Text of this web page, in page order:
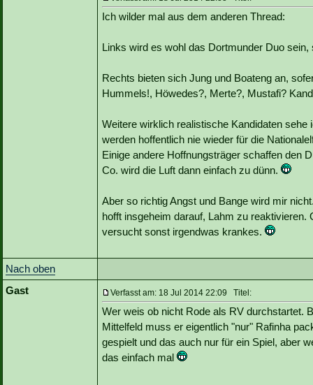
Ich wilder mal aus dem anderen Thread:
Links wird es wohl das Dortmunder Duo
Rechts bieten sich Jung und Boateng an,
Hummels!, Höwedes?, Merte?, Mustafi?
Weitere wirklich realistische Kandidaten
werden hoffentlich nie wieder für die
Einige andere Hoffnungsträger schaffen den
Co. wird die Luft dann einfach zu dünn.
Aber so richtig Angst und Bange wird mir
hofft insgeheim darauf, Lahm zu
versucht sonst irgendwas krankes.
Nach oben
Gast
Verfasst am: 18 Jul 2014 22:09 Titel:
Wer weis ob nicht Rode als RV durchstartet.
Mittelfeld muss er eigentlich "nur" Rafinha
gespielt und das auch nur für ein Spiel, aber
das einfach mal